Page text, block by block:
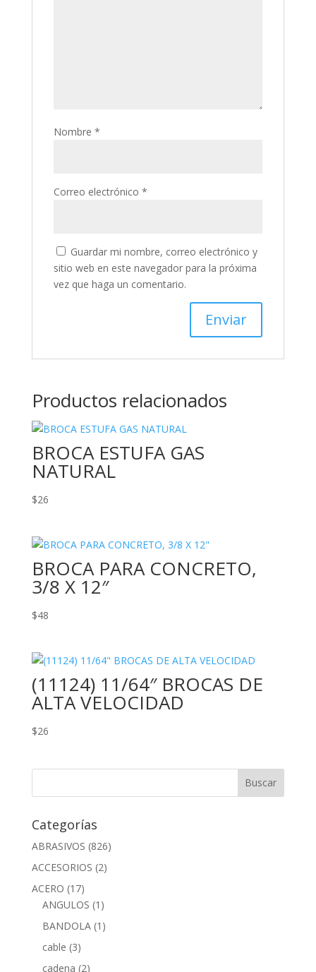
Nombre *
Correo electrónico *
Guardar mi nombre, correo electrónico y
sitio web en este navegador para la próxima
vez que haga un comentario.
Productos relacionados
BROCA ESTUFA GAS
NATURAL
$26
BROCA PARA CONCRETO,
3/8 X 12″
$48
(11124) 11/64″ BROCAS DE
ALTA VELOCIDAD
$26
Categorías
ABRASIVOS (826)
ACCESORIOS (2)
ACERO (17)
ANGULOS (1)
BANDOLA (1)
cable (3)
cadena (2)